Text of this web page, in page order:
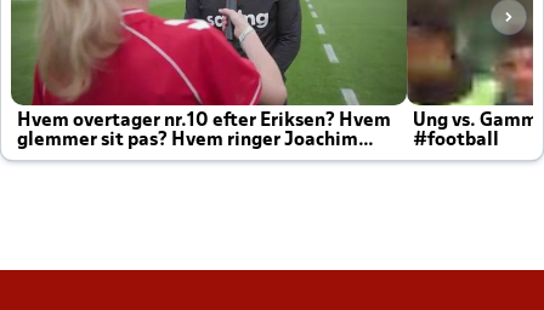
Hvem overtager nr.10 efter Eriksen? Hvem
glemmer sit pas? Hvem ringer Joachim
altid til efter kampe?
Ung vs.
#football